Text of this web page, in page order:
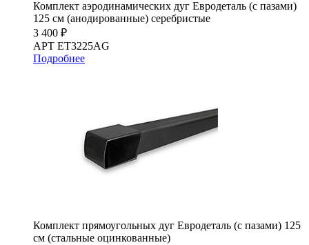
Комплект аэродинамических дуг Евродеталь (с пазами)
125 см (анодированные) серебристые
3 400 ₽
АРТ ET3225AG
Подробнее
Комплект прямоугольных дуг Евродеталь (с пазами) 125
см (стальные оцинкованные)